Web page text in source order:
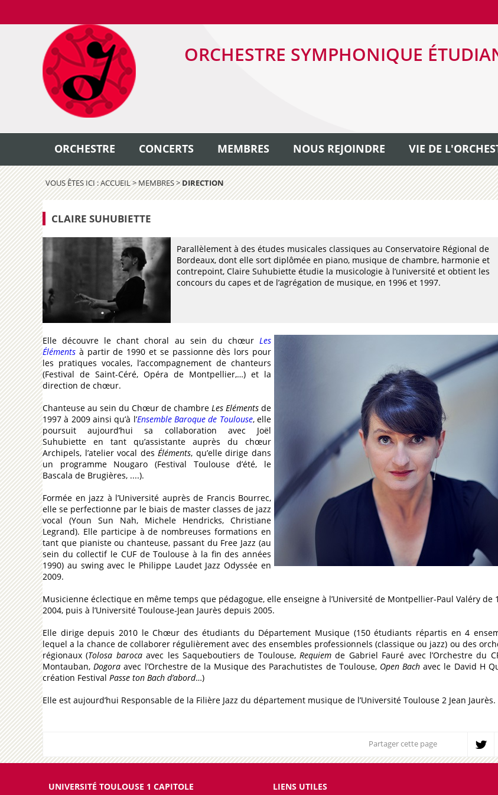
ORCHESTRE SYMPHONIQUE
ORCHESTRE CONCERTS MEMBRES NOUS REJOINDRE VIE DE
VOUS ÊTES ICI :ACCUEIL>MEMBRES>DIRECTION
CLAIRE SUHUBIETTE
Parallèlement à des études musicales classiques au Conservatoire Régional de
Bordeaux, dont elle sort diplômée en piano, musique de chambre, harmonie et
contrepoint, Claire Suhubiette étudie la musicologie à l’université et obtient les
concours du capes et de l’agrégation de musique, en 1996 et 1997.
Elle découvre le chant choral au sein du chœur Les
Éléments à partir de 1990 et se passionne dès lors pour
les pratiques vocales, l’accompagnement de chanteurs
(Festival de Saint-Céré, Opéra de Montpellier,…) et la
direction de chœur.
Chanteuse au sein du Chœur de chambre Les Eléments de
1997 à 2009 ainsi qu’à l’Ensemble Baroque de Toulouse, elle
poursuit aujourd’hui sa collaboration avec Joël
Suhubiette en tant qu’assistante auprès du chœur
Archipels, l’atelier vocal des Éléments, qu’elle dirige dans
un programme Nougaro (Festival Toulouse d’été, le
Bascala de Brugières, ....).
Formée en jazz à l’Université auprès de Francis Bourrec,
elle se perfectionne par le biais de master classes de jazz
vocal (Youn Sun Nah, Michele Hendricks, Christiane
Legrand). Elle participe à de nombreuses formations en
tant que pianiste ou chanteuse, passant du Free Jazz (au
sein du collectif le CUF de Toulouse à la fin des années
1990) au swing avec le Philippe Laudet Jazz Odyssée en
2009.
Musicienne éclectique en même temps que pédagogue, elle enseigne à l’Université de Montpellier-Paul Valéry de
2004, puis à l’Université Toulouse-Jean Jaurès depuis 2005.
Elle dirige depuis 2010 le Chœur des étudiants du Département Musique (150 étudiants répartis en 4
lequel a la chance de collaborer régulièrement avec des ensembles professionnels (classique ou jazz) ou des
régionaux (Tolosa barocaavec les Saqueboutiers de Toulouse, Requiem de Gabriel Fauré avec l’Orchestre du
Montauban, Dogora avec l’Orchestre de la Musique des Parachutistes de Toulouse, Open Bach avec le David H
création Festival Passe ton Bach d’abord…)
Elle est aujourd’hui Responsable de la Filière Jazz du département musique de l’Université Toulouse 2 Jean Jaurès.
Partager cette page
UNIVERSITÉ TOULOUSE 1 CAPITOLE LIENS UTILES